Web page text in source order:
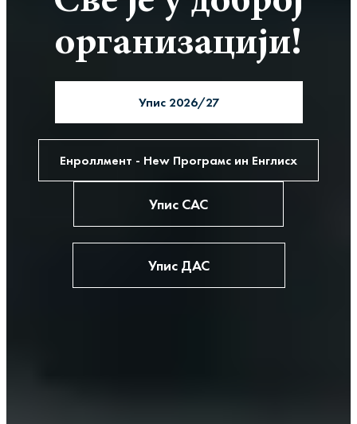
организацији!
Упис 2026/27
Енроллмент - Неw Програмс ин Енглисх
Упис САС
Упис ДАС